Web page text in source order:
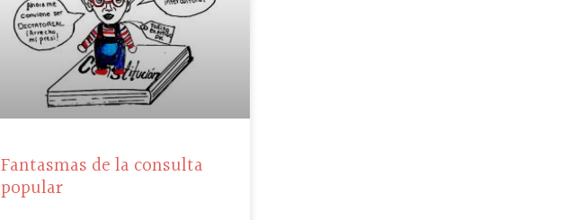
Fantasmas de la consulta
popular